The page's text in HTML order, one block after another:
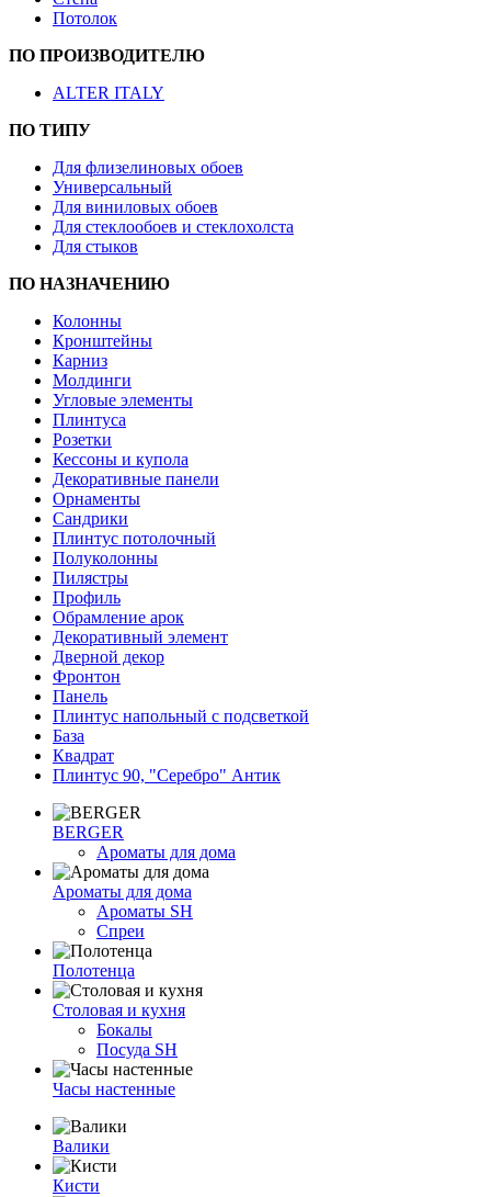
Потолок
ПО ПРОИЗВОДИТЕЛЮ
ALTER ITALY
ПО ТИПУ
Для флизелиновых обоев
Универсальный
Для виниловых обоев
Для стеклообоев и стеклохолста
Для стыков
ПО НАЗНАЧЕНИЮ
Колонны
Кронштейны
Карниз
Молдинги
Угловые элементы
Плинтуса
Розетки
Кессоны и купола
Декоративные панели
Орнаменты
Сандрики
Плинтус потолочный
Полуколонны
Пилястры
Профиль
Обрамление арок
Декоративный элемент
Дверной декор
Фронтон
Панель
Плинтус напольный с подсветкой
База
Квадрат
Плинтус 90, "Серебро" Антик
BERGER
Ароматы для дома
Ароматы для дома
Ароматы SH
Спреи
Полотенца
Столовая и кухня
Бокалы
Посуда SH
Часы настенные
Валики
Кисти